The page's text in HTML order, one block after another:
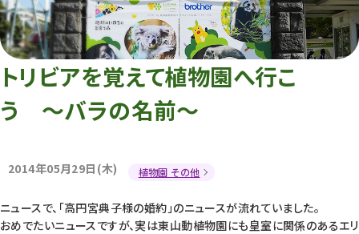
動物園 植物園
再生プラン
東山動植物園
への支援
環境教育
トリビアを覚えて植物園へ行こ
う 〜バラの名前〜
2014年05月29日(木) 植物園 その他
ニュースで、「高円宮典子様の婚約」のニュースが流れていました。
おめでたいニュースですが、実は東山動植物園にも皇室に関係のあるエリ